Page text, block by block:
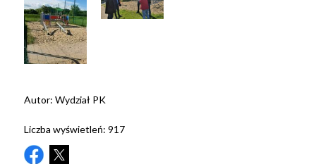
Autor: Wydział PK
Liczba wyświetleń: 917